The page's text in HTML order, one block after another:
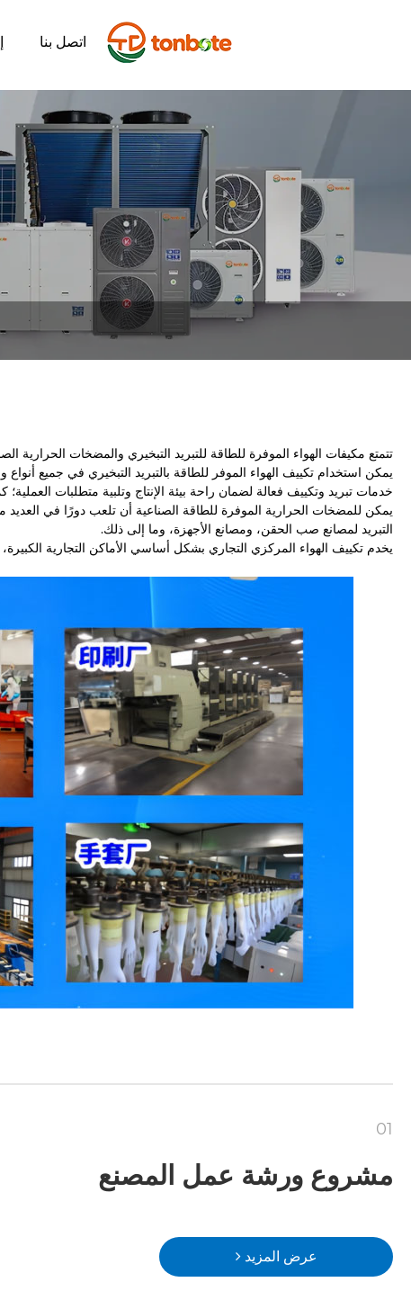
اتصل بنا
تتمتع مكيفات الهواء الموفرة للطاقة للتبريد التبخيري والمضخات الحرارية
يمكن استخدام تكييف الهواء الموفر للطاقة بالتبريد التبخيري في جميع
خدمات تبريد وتكييف فعالة لضمان راحة بيئة الإنتاج وتلبية متطلبات
يمكن للمضخات الحرارية الموفرة للطاقة الصناعية أن تلعب دورًا في
التبريد لمصانع صب الحقن، ومصانع الأجهزة، وما إلى ذلك.
يخدم تكييف الهواء المركزي التجاري بشكل أساسي الأماكن التجارية
01
مشروع ورشة عمل المصنع
عرض المزيد